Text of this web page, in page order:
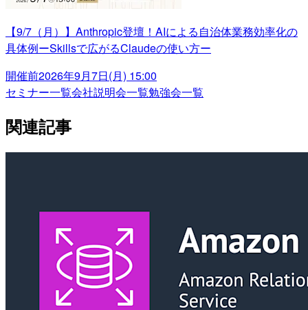
【9/7（月）】Anthropic登壇！AIによる自治体業務効率化の
具体例ーSkillsで広がるClaudeの使い方ー
開催前2026年9月7日(月) 15:00
セミナー一覧会社説明会一覧勉強会一覧
関連記事